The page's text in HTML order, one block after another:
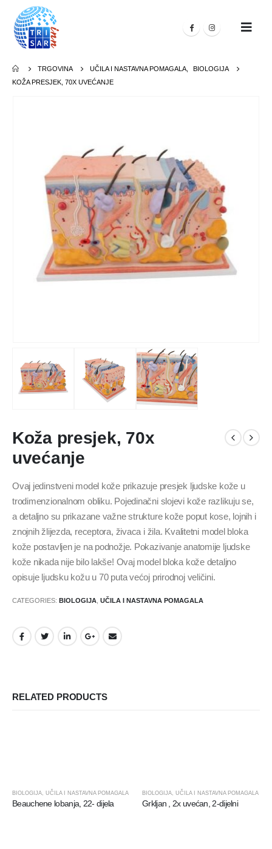
TRGOVINA UČILA I NASTAVNA POMAGALA
BIOLOGIJA
KOŽA PRESJEK, 70X UVEĆANJE
Koža presjek, 70x
uvećanje
Ovaj jedinstveni model kože prikazuje presjek ljudske kože u
trodimenzionalnom obliku. Pojedinačni slojevi kože razlikuju se,
a detaljno su prikazane važne strukture kože poput kose, lojnih i
znojnih žlijezda, receptora, živaca i žila. Kvalitetni model bloka
kože postavljen je na podnožje. Pokazivanje anatomije ljudske
kože nikada nije bilo lakše! Ovaj model bloka kože detaljno
opisuje ljudsku kožu u 70 puta većoj prirodnoj veličini.
CATEGORIES: BIOLOGIJA UČILA I NASTAVNA POMAGALA
RELATED PRODUCTS
BIOLOGIJA, UČILA I NASTAVNA POMAGALA
Beauchene lobanja, 22- dijela
BIOLOGIJA, UČILA I NASTAVNA POMAGALA
Grkljan , 2x uvećan, 2-dijelni